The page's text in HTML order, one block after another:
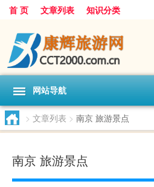
首 页 文章列表 知识分类
网站导航
> 文章列表 > 南京 旅游景点
南京 旅游景点